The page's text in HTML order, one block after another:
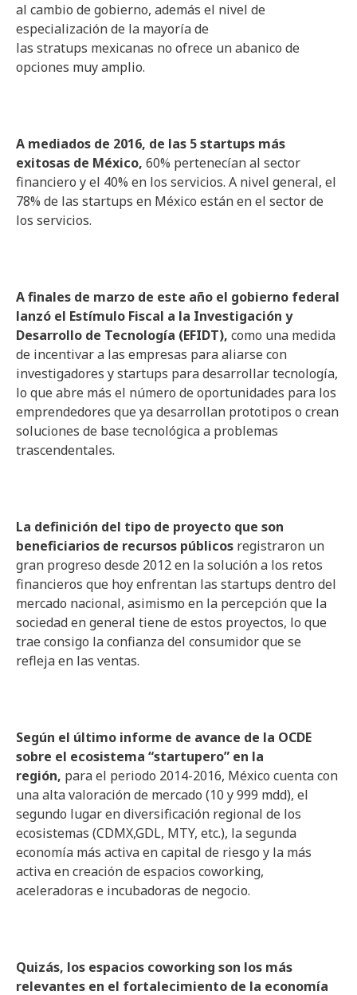
al cambio de gobierno, además el nivel de
especialización de la mayoría de
las stratups mexicanas no ofrece un abanico de
opciones muy amplio.
A mediados de 2016, de las 5 startups más
exitosas de México, 60% pertenecían al sector
financiero y el 40% en los servicios. A nivel general, el
78% de las startups en México están en el sector de
los servicios.
A finales de marzo de este año el gobierno federal
lanzó el Estímulo Fiscal a la Investigación y
Desarrollo de Tecnología (EFIDT), como una medida
de incentivar a las empresas para aliarse con
investigadores y startups para desarrollar tecnología,
lo que abre más el número de oportunidades para los
emprendedores que ya desarrollan prototipos o crean
soluciones de base tecnológica a problemas
trascendentales.
La definición del tipo de proyecto que son
beneficiarios de recursos públicos registraron un
gran progreso desde 2012 en la solución a los retos
financieros que hoy enfrentan las startups dentro del
mercado nacional, asimismo en la percepción que la
sociedad en general tiene de estos proyectos, lo que
trae consigo la confianza del consumidor que se
refleja en las ventas.
Según el último informe de avance de la OCDE
sobre el ecosistema “startupero” en la
región, para el periodo 2014-2016, México cuenta con
una alta valoración de mercado (10 y 999 mdd), el
segundo lugar en diversificación regional de los
ecosistemas (CDMX,GDL, MTY, etc.), la segunda
economía más activa en capital de riesgo y la más
activa en creación de espacios coworking,
aceleradoras e incubadoras de negocio.
Quizás, los espacios coworking son los más
relevantes en el fortalecimiento de la economía